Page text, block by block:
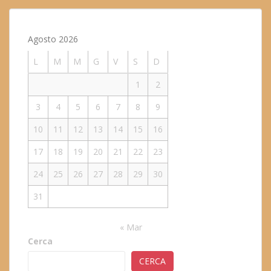
Agosto 2026
L
M M G V S
D
1
2
3
4 5 6 7 8
9
10
11 12 13 14 15
16
17
18 19 20 21 22
23
24
25 26 27 28 29
30
31
« Mar
Cerca
CERCA